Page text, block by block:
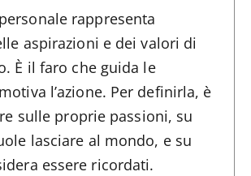
rappresenta
aspirazioni e dei valori di
È il faro che guida le
l’azione. Per definirla, è
sulle proprie passioni, su
lasciare al mondo, e su
essere ricordati.